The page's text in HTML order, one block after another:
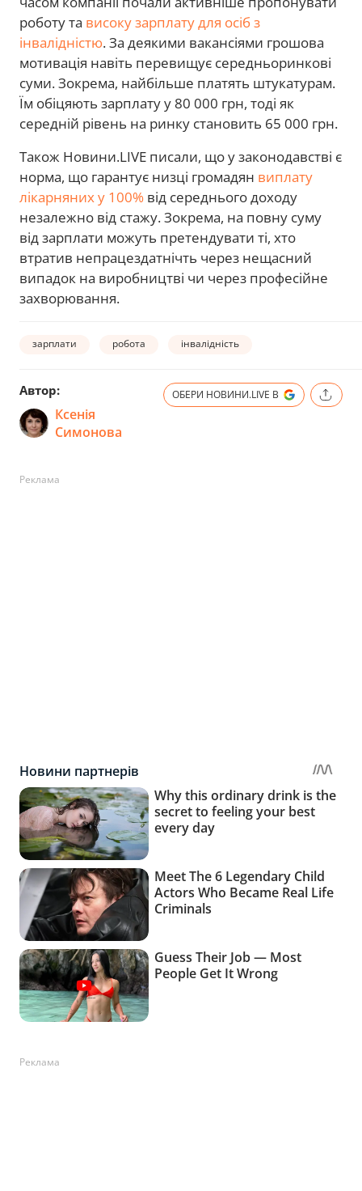
роботу та високу зарплату для осіб з
інвалідністю. За деякими вакансіями грошова
мотивація навіть перевищує середньоринкові
суми. Зокрема, найбільше платять штукатурам.
Їм обіцяють зарплату у 80 000 грн, тоді як
середній рівень на ринку становить 65 000 грн.
Також Новини.LIVE писали, що у законодавстві є
норма, що гарантує низці громадян виплату
лікарняних у 100% від середнього доходу
незалежно від стажу. Зокрема, на повну суму
від зарплати можуть претендувати ті, хто
втратив непрацездатнічть через нещасний
випадок на виробництві чи через професійне
захворювання.
зарплати робота інвалідність
Автор:
Ксенія
Симонова
ОБЕРИ НОВИНИ.LIVE В
Реклама
Реклама